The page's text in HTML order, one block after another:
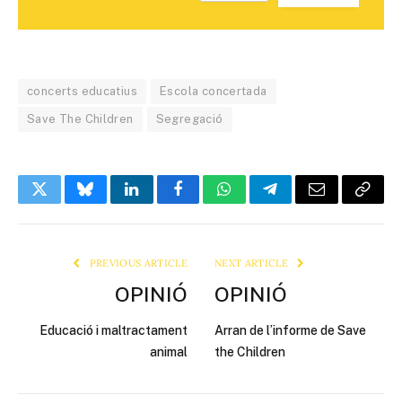
concerts educatius Escola concertada
Save The Children Segregació
TwitterBlueskyLinkedInFacebookWhatsAppTelegramEmail Copy
PREVIOUS ARTICLE
OPINIÓ
Educació i maltractament
animal
NEXT ARTICLE
OPINIÓ
Arran de l’informe de Save
the Children